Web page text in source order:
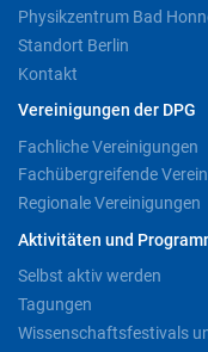
Physikzentrum Bad
Standort Berlin
Kontakt
Vereinigungen der DPG
Fachliche Vereinigungen
Fachübergreifende
Regionale Vereinigungen
Aktivitäten und
Selbst aktiv werden
Tagungen
Wissenschaftsfestivals